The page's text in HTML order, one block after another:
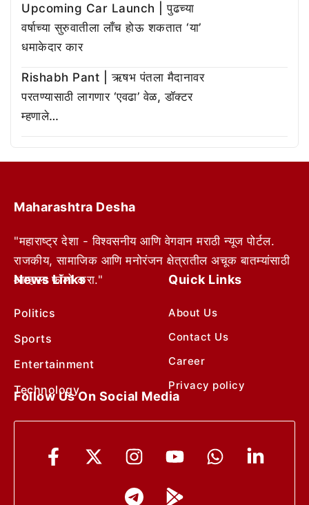
Upcoming Car Launch | पुढच्या
वर्षाच्या सुरुवातीला लाँच होऊ शकतात ‘या’
धमाकेदार कार
Rishabh Pant | ऋषभ पंतला मैदानावर
परतण्यासाठी लागणार ‘एवढा’ वेळ, डॉक्टर
म्हणाले…
Maharashtra Desha
"महाराष्ट्र देशा - विश्वसनीय आणि वेगवान मराठी न्यूज पोर्टल.
राजकीय, सामाजिक आणि मनोरंजन क्षेत्रातील अचूक बातम्यांसाठी
आम्हाला फॉलो करा."
News Links
Politics
Sports
Entertainment
Technology
Quick Links
About Us
Contact Us
Career
Privacy policy
Follow Us On Social Media